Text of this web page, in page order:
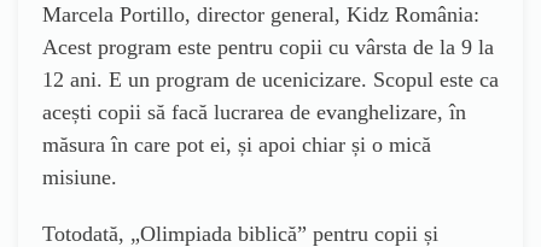
Marcela Portillo, director general, Kidz România:
Acest program este pentru copii cu vârsta de la 9 la
12 ani. E un program de ucenicizare. Scopul este ca
acești copii să facă lucrarea de evanghelizare, în
măsura în care pot ei, și apoi chiar și o mică
misiune.
Totodată, „Olimpiada biblică” pentru copii și